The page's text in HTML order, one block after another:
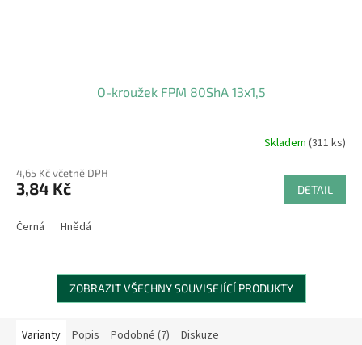
O-kroužek FPM 80ShA 13x1,5
Skladem (311 ks)
4,65 Kč včetně DPH
3,84 Kč DETAIL
Černá Hnědá
ZOBRAZIT VŠECHNY SOUVISEJÍCÍ PRODUKTY
Varianty Popis Podobné (7) Diskuze